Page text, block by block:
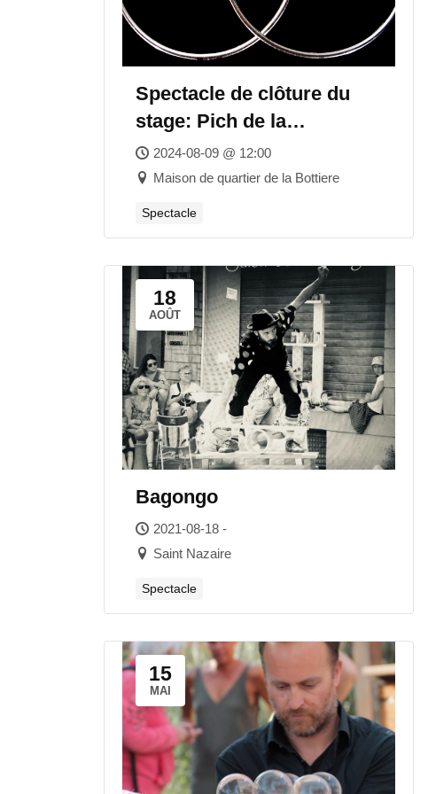
Spectacle de clôture du
stage: Pich de la
compagnie du Cirque
Graphique
2024-08-09 @ 12:00
Maison de quartier de la Bottiere
Spectacle
18
AOÛT
Bagongo
2021-08-18 -
Saint Nazaire
Spectacle
15
MAI